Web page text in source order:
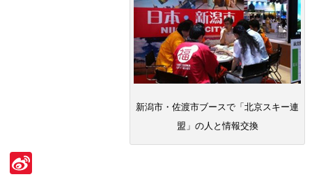
新潟市・佐渡市ブースで「北京スキー連
盟」の人と情報交換